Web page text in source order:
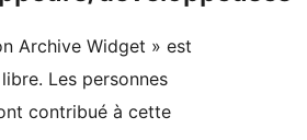
Archive Widget » est
Les personnes
contribué à cette